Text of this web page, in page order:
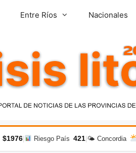
Entre Ríos Nacionales
$1976| Riesgo País 421| 🌤 Concordia